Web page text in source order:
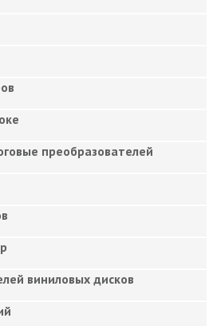
преобразователей
виниловых дисков